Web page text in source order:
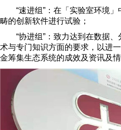
“速进组”：在「实验室环境」
畴的创新软件进行试验；
“协进组”：致力达到在数据、
术与专门知识方面的要求，以进
金筹集生态系统的成效及资讯及